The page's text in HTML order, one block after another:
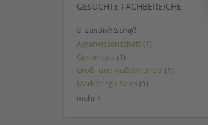
GESUCHTE FACHBEREICHE
Landwirtschaft
Agrarwissenschaft (1)
Gartenbau (1)
Groß- und Außenhandel (1)
Marketing / Sales (1)
mehr »